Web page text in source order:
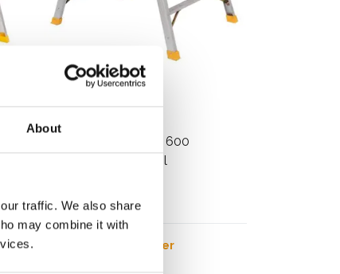
About
traffic. We also share
may combine it with
Youngman Odd Job 600
plateforme de travail
€128,00 HT
Ajouter